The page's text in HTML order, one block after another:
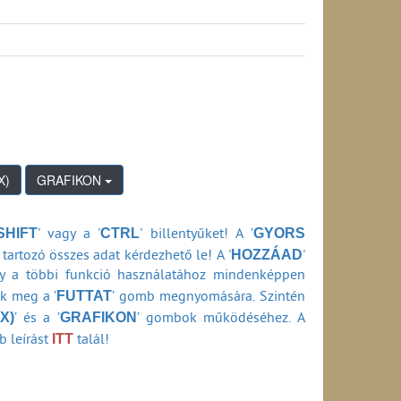
ideje belföldi viszonylatban (1990-2024)
átfutási ideje belföldi viszonylatban (1990-
ideje belföldi viszonylatban (1990-2024)
(2013-2024)
2006)
2006)
2006)
2006)
szolgáltató adataiból számítva) (1990-2006)
GRAFIKON
' vagy a 'CTRL' billentyűket! A ’GYORS
összes adat kérdezhető le! A 'HOZZÁAD'
a többi funkció használatához mindenképpen
meg a ’FUTTAT’ gomb megnyomására. Szintén
’ és a ’GRAFIKON’ gombok működéséhez. A
leírást ITT talál!